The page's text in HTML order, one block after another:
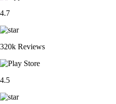
4.7
320k Reviews
4.5